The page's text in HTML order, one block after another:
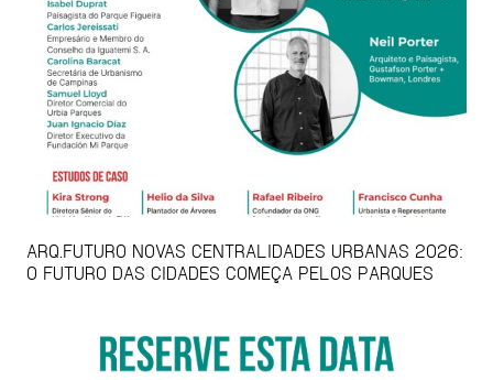
ARQ.FUTURO NOVAS CENTRALIDADES URBANAS 2026:
O FUTURO DAS CIDADES COMEÇA PELOS PARQUES